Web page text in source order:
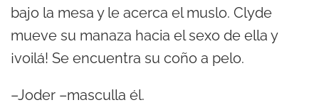
bajo la mesa y le acerca el muslo. Clyde
mueve su manaza hacia el sexo de ella y
¡voilá! Se encuentra su coño a pelo.
–Joder –masculla él.